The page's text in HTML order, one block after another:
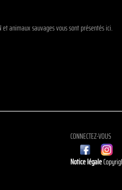
et animaux sauvages vous sont présentés ici.
CONNECTEZ-VOUS
Notice légale